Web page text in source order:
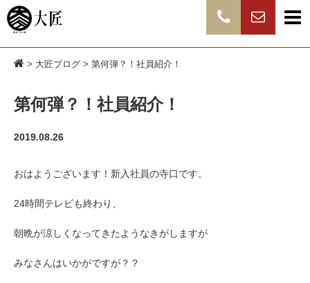
> 大匠ブログ > 第何弾？！社員紹介！
第何弾？！社員紹介！
2019.08.26
おはようございます！新入社員の寺口です。
24時間テレビも終わり、
朝晩が涼しくなってきたようなきがしますが
みなさんはいかがですが？？